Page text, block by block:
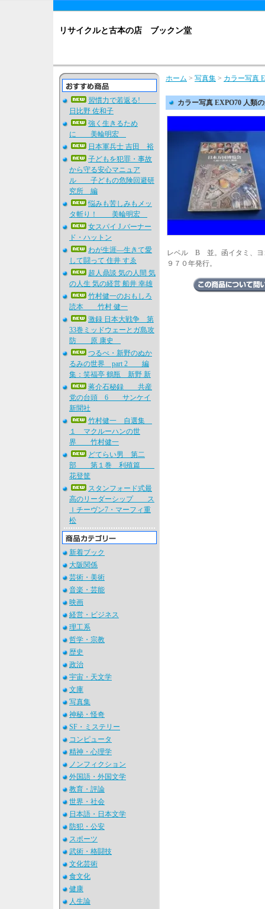
リサイクルと古本の店 ブックン堂
習慣力で若返る!
日比野 佐和子
強く生きるため
に 美輪明宏
日本軍兵士 吉田 裕
子どもを犯罪・事故
から守る安心マニュア
ル 子どもの危険回避研
究所 編
悩みも苦しみもメッ
タ斬り！ 美輪明宏
女スパイ J.バーナー
ド・ハットン
わが生涯―生きて愛
して闘って 住井 すゑ
超人鼎談 気の人間 気
の人生 気の経営 船井 幸雄
竹村健一のおもしろ
読本 竹村 健一
激録 日本大戦争 第
33巻ミッドウェーとガ島攻
防 原 康史
つるべ・新野のぬか
るみの世界 part 2 編
集：笑福亭 鶴瓶 新野 新
蒋介石秘録 共産
党の台頭 6 サンケイ
新聞社
竹村健一 自選集
１ マクルーハンの世
界 竹村健一
どてらい男 第二
部 第１巻 利殖篇
花登筐
スタンフォード式最
高のリーダーシップ ス
ｌチーヴン7・マーフィ重
松
新着ブック
大阪関係
芸術・美術
音楽・芸能
映画
経営・ビジネス
理工系
哲学・宗教
歴史
政治
宇宙・天文学
文庫
写真集
神秘・怪奇
SF・ミステリー
コンピュータ
精神・心理学
ノンフィクション
外国語・外国文学
教育・評論
世界・社会
日本語・日本文学
防犯・公安
スポーツ
武術・格闘技
文化芸術
食文化
健康
人生論
ホーム > 写真集 > カラー写真
カラー写真 EXPO70 人類
レベル B 並。函イタミ、ヨ
９７０年発行。